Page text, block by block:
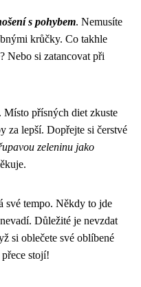
s pohybem. Nemusíte
krůčky. Co takhle
Nebo si zatancovat při
. Místo přísných diet zkuste
za lepší. Dopřejte si čerstvé
zeleninu jako
své tempo. Někdy to jde
Důležité je nevzdat
si oblečete své oblíbené
stojí!